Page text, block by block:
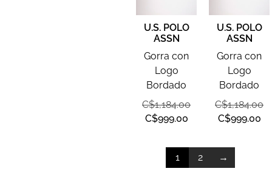
U.S. POLO
ASSN
Gorra con
Logo
Bordado
C$1,184.00
C$999.00
U.S. POLO
ASSN
Gorra con
Logo
Bordado
C$1,184.00
C$999.00
1 2 →